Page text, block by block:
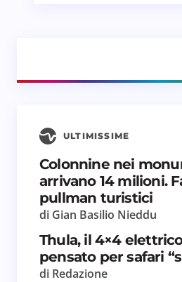
ULTIMISSIME
Colonnine nei
arrivano 14 milioni.
pullman turistici
di Gian Basilio Nieddu
Thula, il 4×4
pensato per safari
di Redazione